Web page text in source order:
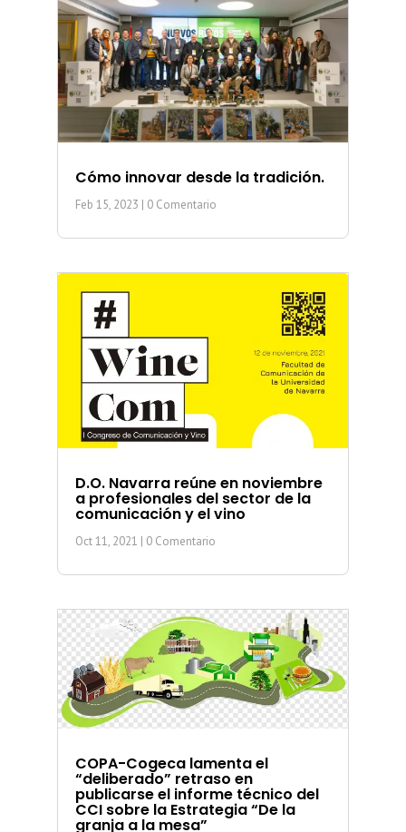
Cómo innovar desde la tradición.
Feb 15, 2023 | 0 Comentario
D.O. Navarra reúne en noviembre
a profesionales del sector de la
comunicación y el vino
Oct 11, 2021 | 0 Comentario
COPA-Cogeca lamenta el
“deliberado” retraso en
publicarse el informe técnico del
CCI sobre la Estrategia “De la
granja a la mesa”